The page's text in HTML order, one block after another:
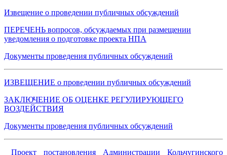
Извещение о проведении публичных обсуждений
ПЕРЕЧЕНЬ вопросов, обсуждаемых при размещении
уведомления о подготовке проекта НПА
Документы проведения публичных обсуждений
ИЗВЕЩЕНИЕ о проведении публичных обсуждений
ЗАКЛЮЧЕНИЕ ОБ ОЦЕНКЕ РЕГУЛИРУЮЩЕГО
ВОЗДЕЙСТВИЯ
Документы проведения публичных обсуждений
Проект постановления Администрации Кольчугинского